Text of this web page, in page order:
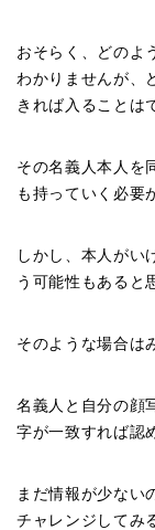
おそらく、どのよ
わかりませんが、
きれば入ることは
その名義人本人を
も持っていく必要
しかし、本人がい
う可能性もあると
そのような場合は
名義人と自分の顔
字が一致すれば認
まだ情報が少ない
チャレンジしてみ